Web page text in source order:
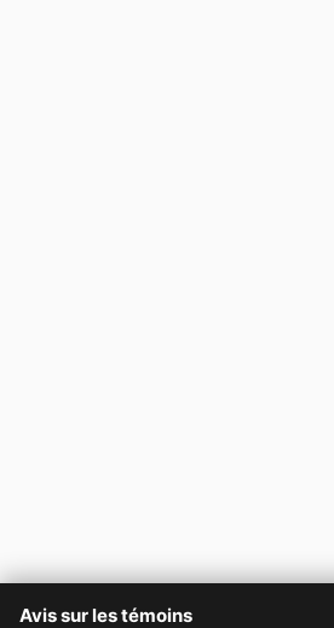
Avis sur les témoins